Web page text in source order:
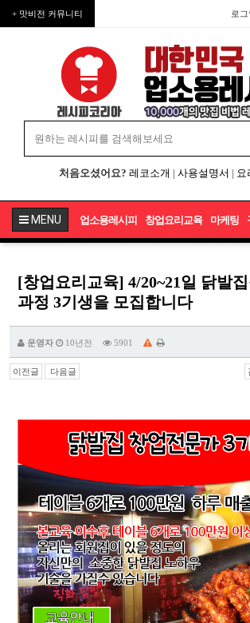
+ 맛비전 커뮤니티 로그
처음오셨어요? 레코소개 | 사용설명서 | 요
MENU 업소용레시피 창업요리교육 마케팅
[창업요리교육] 4/20~21일 닭발
과정 3기생을 모집합니다
운영자 10년전 5901
이전글 다음글